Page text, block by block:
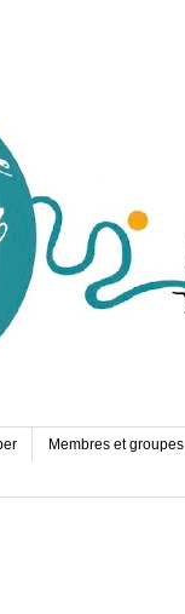
Membres et groupes